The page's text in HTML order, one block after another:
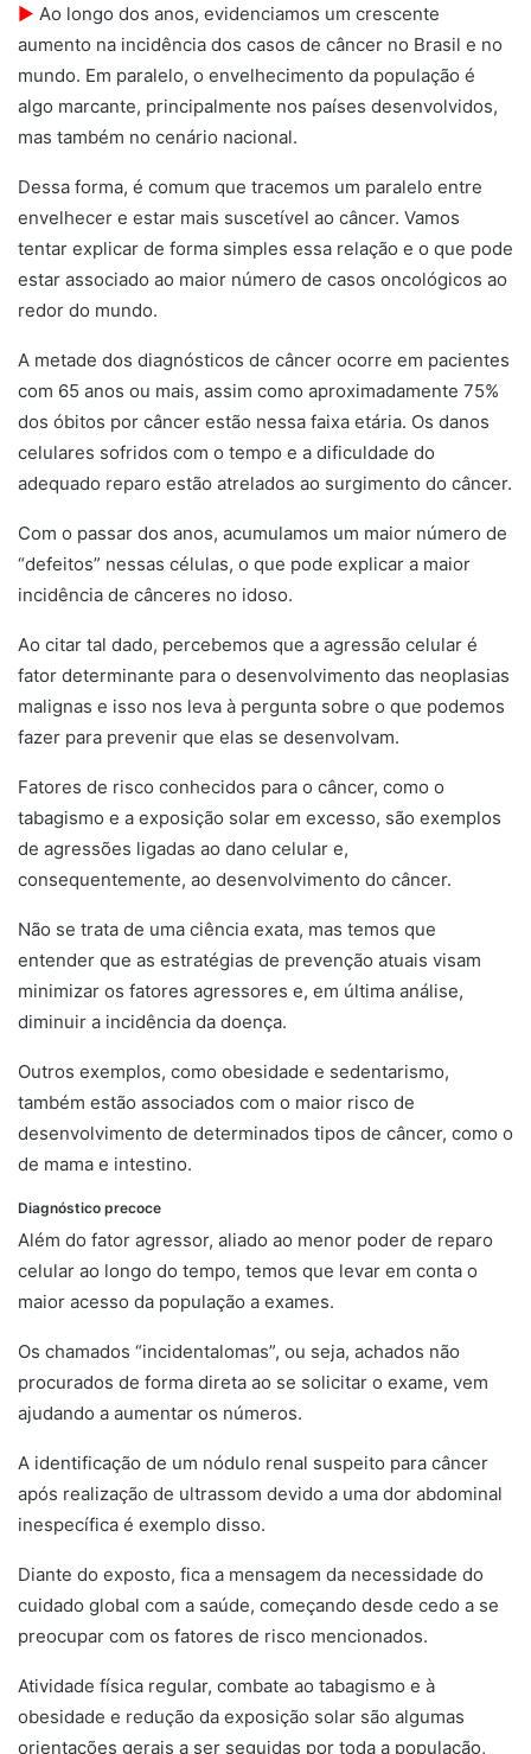
► Ao longo dos anos, evidenciamos um crescente
aumento na incidência dos casos de câncer no Brasil e no
mundo. Em paralelo, o envelhecimento da população é
algo marcante, principalmente nos países desenvolvidos,
mas também no cenário nacional.
Dessa forma, é comum que tracemos um paralelo entre
envelhecer e estar mais suscetível ao câncer. Vamos
tentar explicar de forma simples essa relação e o que pode
estar associado ao maior número de casos oncológicos ao
redor do mundo.
A metade dos diagnósticos de câncer ocorre em pacientes
com 65 anos ou mais, assim como aproximadamente 75%
dos óbitos por câncer estão nessa faixa etária. Os danos
celulares sofridos com o tempo e a dificuldade do
adequado reparo estão atrelados ao surgimento do câncer.
Com o passar dos anos, acumulamos um maior número de
“defeitos” nessas células, o que pode explicar a maior
incidência de cânceres no idoso.
Ao citar tal dado, percebemos que a agressão celular é
fator determinante para o desenvolvimento das neoplasias
malignas e isso nos leva à pergunta sobre o que podemos
fazer para prevenir que elas se desenvolvam.
Fatores de risco conhecidos para o câncer, como o
tabagismo e a exposição solar em excesso, são exemplos
de agressões ligadas ao dano celular e,
consequentemente, ao desenvolvimento do câncer.
Não se trata de uma ciência exata, mas temos que
entender que as estratégias de prevenção atuais visam
minimizar os fatores agressores e, em última análise,
diminuir a incidência da doença.
Outros exemplos, como obesidade e sedentarismo,
também estão associados com o maior risco de
desenvolvimento de determinados tipos de câncer, como o
de mama e intestino.
Diagnóstico precoce
Além do fator agressor, aliado ao menor poder de reparo
celular ao longo do tempo, temos que levar em conta o
maior acesso da população a exames.
Os chamados “incidentalomas”, ou seja, achados não
procurados de forma direta ao se solicitar o exame, vem
ajudando a aumentar os números.
A identificação de um nódulo renal suspeito para câncer
após realização de ultrassom devido a uma dor abdominal
inespecífica é exemplo disso.
Diante do exposto, fica a mensagem da necessidade do
cuidado global com a saúde, começando desde cedo a se
preocupar com os fatores de risco mencionados.
Atividade física regular, combate ao tabagismo e à
obesidade e redução da exposição solar são algumas
orientações gerais a ser seguidas por toda a população,